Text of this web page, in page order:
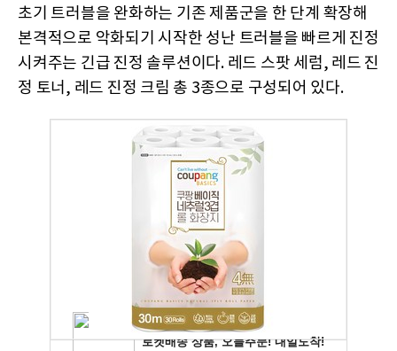
초기 트러블을 완화하는 기존 제품군을 한 단계 확장해
본격적으로 악화되기 시작한 성난 트러블을 빠르게 진정
시켜주는 긴급 진정 솔루션이다. 레드 스팟 세럼, 레드 진
정 토너, 레드 진정 크림 총 3종으로 구성되어 있다.